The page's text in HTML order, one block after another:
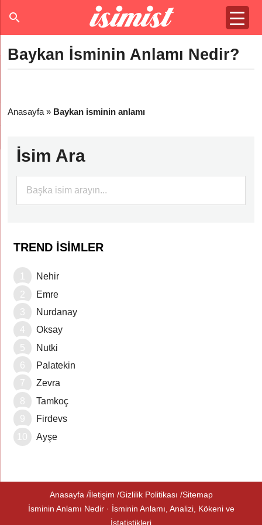
Baykan İsminin Anlamı Nedir?
Anasayfa » Baykan isminin anlamı
İsim Ara
TREND İSIMLER
Nehir
Emre
Nurdanay
Oksay
Nutki
Palatekin
Zevra
Tamkoç
Firdevs
Ayşe
Anasayfa İletişim Gizlilik Politikası Sitemap
İsminin Anlamı Nedir · İsminin Anlamı, Analizi, Kökeni ve
İstatistikleri